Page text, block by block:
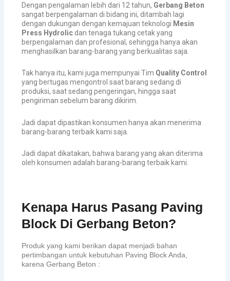
Dengan pengalaman lebih dari 12 tahun, Gerbang Beton
sangat berpengalaman di bidang ini, ditambah lagi
dengan dukungan dengan kemajuan teknologi Mesin
Press Hydrolic dan tenaga tukang cetak yang
berpengalaman dan profesional, sehingga hanya akan
menghasilkan barang-barang yang berkualitas saja.
Tak hanya itu, kami juga mempunyai Tim Quality Control
yang bertugas mengontrol saat barang sedang di
produksi, saat sedang pengeringan, hingga saat
pengiriman sebelum barang dikirim.
Jadi dapat dipastikan konsumen hanya akan menerima
barang-barang terbaik kami saja.
Jadi dapat dikatakan, bahwa barang yang akan diterima
oleh konsumen adalah barang-barang terbaik kami.
Kenapa Harus Pasang Paving
Block Di Gerbang Beton?
Produk yang kami berikan dapat menjadi bahan
pertimbangan untuk kebutuhan Paving Block Anda,
karena Gerbang Beton :